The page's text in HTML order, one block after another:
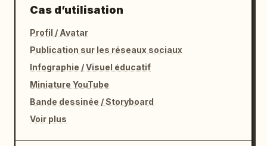
Cas d’utilisation
Profil / Avatar
Publication sur les réseaux sociaux
Infographie / Visuel éducatif
Miniature YouTube
Bande dessinée / Storyboard
Voir plus